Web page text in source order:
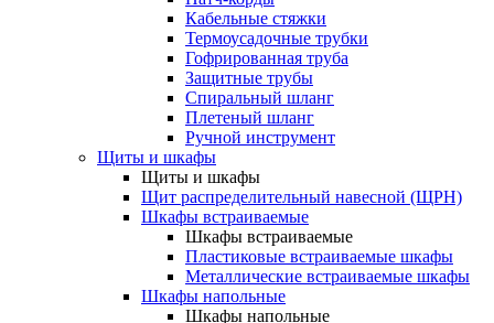
Кабельные стяжки
Термоусадочные трубки
Гофрированная труба
Защитные трубы
Спиральный шланг
Плетеный шланг
Ручной инструмент
Щиты и шкафы
Щиты и шкафы
Щит распределительный навесной (ЩРН)
Шкафы встраиваемые
Шкафы встраиваемые
Пластиковые встраиваемые шкафы
Металлические встраиваемые шкафы
Шкафы напольные
Шкафы напольные